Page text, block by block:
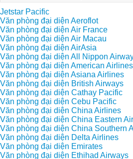
Jetstar Pacific
Văn phòng đại diện Aeroflot
Văn phòng đại diện Air France
Văn phòng đại diện Air Macau
Văn phòng đại diện AirAsia
Văn phòng đại diện All Nippon
Văn phòng đại diện American Airlines
Văn phòng đại diện Asiana Airlines
Văn phòng đại diện British Airways
Văn phòng đại diện Cathay Pacific
Văn phòng đại diện Cebu Pacific
Văn phòng đại diện China Airlines
Văn phòng đại diện China Eastern
Văn phòng đại diện China Southern
Văn phòng đại diện Delta Airlines
Văn phòng đại diện Emirates
Văn phòng đại diện Ethihad Airways